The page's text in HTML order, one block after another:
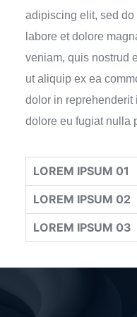
adipiscing elit, sed
labore et dolore
veniam, quis nostrud
ut aliquip ex ea
dolor in
dolore eu fugiat nulla
LOREM IPSUM 01
LOREM IPSUM 02
LOREM IPSUM 03